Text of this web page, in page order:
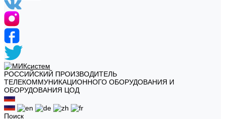
РОССИЙСКИЙ ПРОИЗВОДИТЕЛЬ
ТЕЛЕКОММУНИКАЦИОННОГО ОБОРУДОВАНИЯ И
ОБОРУДОВАНИЯ ЦОД
Поиск